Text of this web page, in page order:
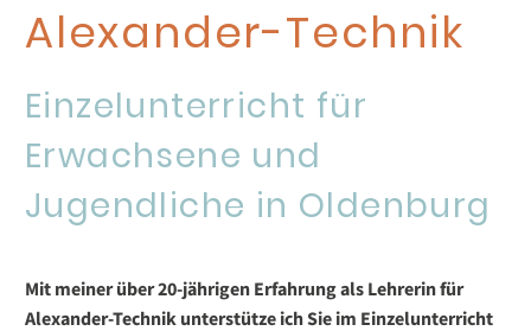
Alexander-Technik
Einzelunterricht für
Erwachsene und
Jugendliche in Oldenburg
Mit meiner über 20-jährigen Erfahrung als Lehrerin für
Alexander-Technik unterstütze ich Sie im Einzelunterricht